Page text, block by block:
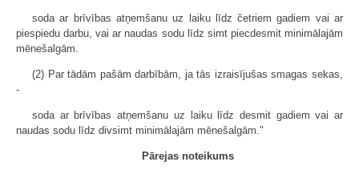
soda ar brīvības atņemšanu uz laiku līdz četriem gadiem vai ar
piespiedu darbu, vai ar naudas sodu līdz simt piecdesmit minimālajām
mēnešalgām.
(2) Par tādām pašām darbībām, ja tās izraisījušas smagas sekas,
-
soda ar brīvības atņemšanu uz laiku līdz desmit gadiem vai ar
naudas sodu līdz divsimt minimālajām mēnešalgām."
Pārejas noteikums